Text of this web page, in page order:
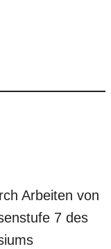
Arbeiten von
7 des